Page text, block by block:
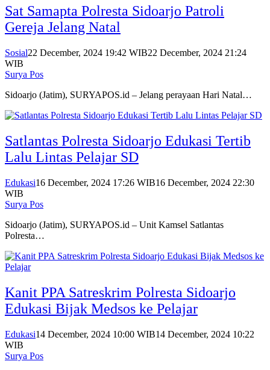
Sat Samapta Polresta Sidoarjo Patroli
Gereja Jelang Natal
Sosial22 December, 2024 19:42 WIB22 December, 2024 21:24
WIB
Surya Pos
Sidoarjo (Jatim), SURYAPOS.id – Jelang perayaan Hari Natal…
Satlantas Polresta Sidoarjo Edukasi Tertib
Lalu Lintas Pelajar SD
Edukasi16 December, 2024 17:26 WIB16 December, 2024 22:30
WIB
Surya Pos
Sidoarjo (Jatim), SURYAPOS.id – Unit Kamsel Satlantas
Polresta…
Kanit PPA Satreskrim Polresta Sidoarjo
Edukasi Bijak Medsos ke Pelajar
Edukasi14 December, 2024 10:00 WIB14 December, 2024 10:22
WIB
Surya Pos